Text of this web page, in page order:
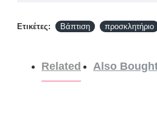
Ετικέτες: Βάπτιση προσκλητήριο
Related Also